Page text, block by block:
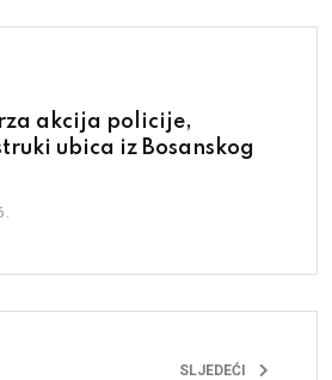
akcija policije,
ubica iz Bosanskog
SLJEDEĆI